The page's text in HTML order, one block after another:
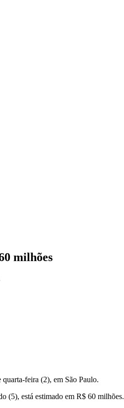
milhões
feira (2), em São Paulo.
(5), está estimado em R$ 60 milhões.